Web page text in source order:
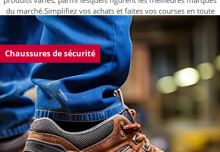
du marché.Simplifiez vos achats et faites vos courses en toute
sécurité sans sortir de chez vous.
Chaussures de sécurité